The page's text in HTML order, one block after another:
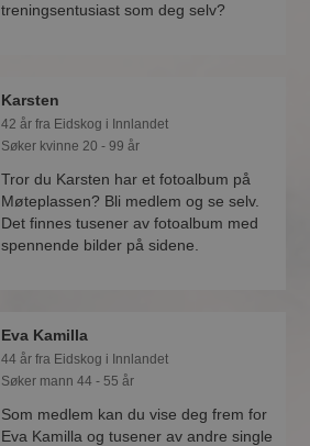
treningsentusiast som deg selv?
Karsten
42 år fra Eidskog i Innlandet
Søker kvinne 20 - 99 år
Tror du Karsten har et fotoalbum på
Møteplassen? Bli medlem og se selv.
Det finnes tusener av fotoalbum med
spennende bilder på sidene.
Eva Kamilla
44 år fra Eidskog i Innlandet
Søker mann 44 - 55 år
Som medlem kan du vise deg frem for
Eva Kamilla og tusener av andre single